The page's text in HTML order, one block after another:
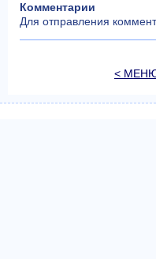
Комментарии
Для отправления
<